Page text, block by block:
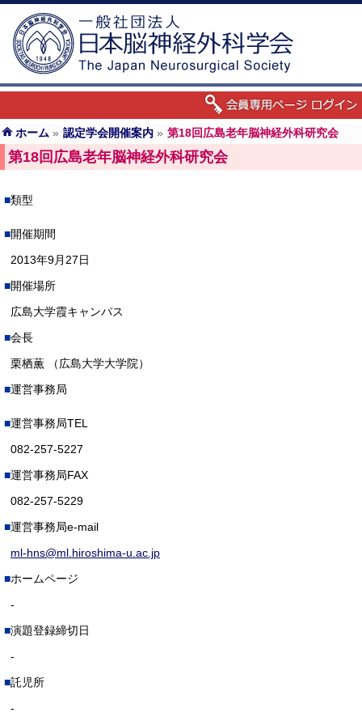
ホーム » 認定学会開催案内 » 第18回広島老年脳神経外科研究会
第18回広島老年脳神経外科研究会
類型
開催期間
2013年9月27日
開催場所
広島大学霞キャンパス
会長
栗栖薫 （広島大学大学院）
運営事務局
運営事務局TEL
082-257-5227
運営事務局FAX
082-257-5229
運営事務局e-mail
ml-hns@ml.hiroshima-u.ac.jp
ホームページ
-
演題登録締切日
-
託児所
-